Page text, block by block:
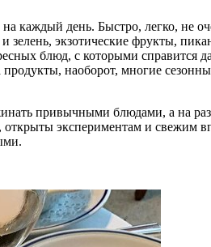
каждый день. Быстро, легко, не
экзотические фрукты,
блюд, с которыми
продукты, наоборот, многие
привычными блюдами, а
экспериментам и свежим